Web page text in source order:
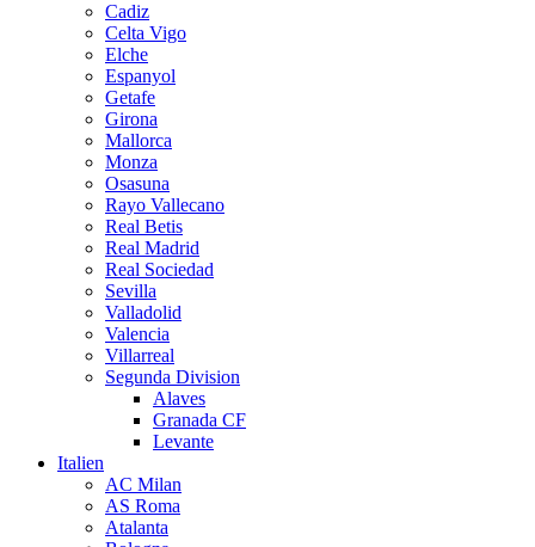
Cadiz
Celta Vigo
Elche
Espanyol
Getafe
Girona
Mallorca
Monza
Osasuna
Rayo Vallecano
Real Betis
Real Madrid
Real Sociedad
Sevilla
Valladolid
Valencia
Villarreal
Segunda Division
Alaves
Granada CF
Levante
Italien
AC Milan
AS Roma
Atalanta